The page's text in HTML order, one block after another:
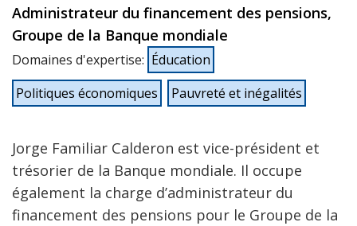
Administrateur du financement des pensions,
Groupe de la Banque mondiale
Domaines d'expertise: Éducation
Politiques économiques
Pauvreté et inégalités
Jorge Familiar Calderon est vice-président et
trésorier de la Banque mondiale. Il occupe
également la charge d’administrateur du
financement des pensions pour le Groupe de la